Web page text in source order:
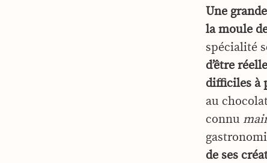
Une
la moule
spécialité
d’être
difficiles à
au
connu
de ses